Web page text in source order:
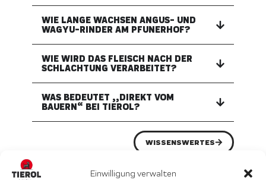
Einwilligung verwalten
WIE LANGE WACHSEN ANGUS- UND
WAGYU-RINDER AM PFUNERHOF?
WIE WIRD DAS FLEISCH NACH DER
SCHLACHTUNG VERARBEITET?
WAS BEDEUTET „„DIREKT VOM
BAUERN“ BEI TIEROL?
WISSENSWERTES